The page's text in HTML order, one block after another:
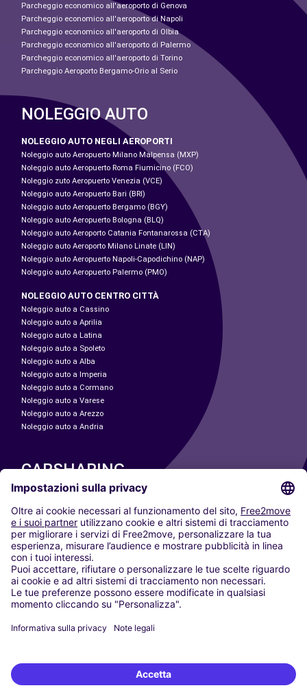
Parcheggio economico all'aeroporto di Genova
Parcheggio economico all'aeroporto di Napoli
Parcheggio economico all'aeroporto di Olbia
Parcheggio economico all'aeroporto di Palermo
Parcheggio economico all'aeroporto di Torino
Parcheggio Aeroporto Bergamo-Orio al Serio
NOLEGGIO AUTO
NOLEGGIO AUTO NEGLI AEROPORTI
Noleggio auto Aeropuerto Milano Malpensa (MXP)
Noleggio auto Aeropuerto Roma Fiumicino (FCO)
Noleggio zuto Aeropuerto Venezia (VCE)
Noleggio auto Aeropuerto Bari (BRI)
Noleggio auto Aeropuerto Bergamo (BGY)
Noleggio auto Aeropuerto Bologna (BLQ)
Noleggio auto Aeroporto Catania Fontanarossa (CTA)
Noleggio auto Aeroporto Milano Linate (LIN)
Noleggio auto Aeropuerto Napoli-Capodichino (NAP)
Noleggio auto Aeropuerto Palermo (PMO)
NOLEGGIO AUTO CENTRO CITTÀ
Noleggio auto a Cassino
Noleggio auto a Aprilia
Noleggio auto a Latina
Noleggio auto a Spoleto
Noleggio auto a Alba
Noleggio auto a Imperia
Noleggio auto a Cormano
Noleggio auto a Varese
Noleggio auto a Arezzo
Noleggio auto a Andria
CARSHARING
LE NOSTRE CITTÀ
Paris
Madrid
Washington DC
Milano
Roma
Torino
Vienna
Berlino
Düsseldorf